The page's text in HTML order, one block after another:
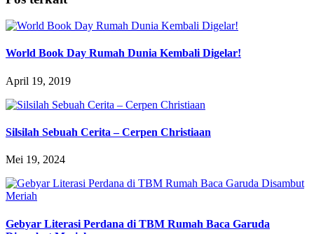
World Book Day Rumah Dunia Kembali Digelar!
April 19, 2019
Silsilah Sebuah Cerita – Cerpen Christiaan
Mei 19, 2024
Gebyar Literasi Perdana di TBM Rumah Baca Garuda